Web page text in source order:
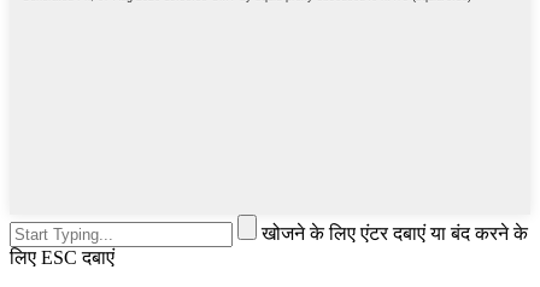
खोजने के लिए एंटर दबाएं या बंद करने के
लिए ESC दबाएं